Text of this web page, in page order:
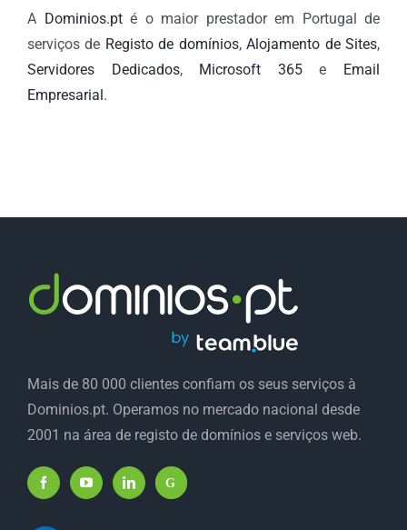
A Dominios.pté o maior prestador em Portugal de
serviços de Registo de domínios,Alojamento de Sites,
Servidores Dedicados, Microsoft 365e
Email
Empresarial .
Mais de 80 000 clientes confiam os seus serviços à
Dominios.pt. Operamos no mercado nacional desde
2001 na área de registo de domínios e serviços web.